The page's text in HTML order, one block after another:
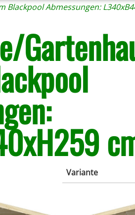
Abmessungen:
Variante